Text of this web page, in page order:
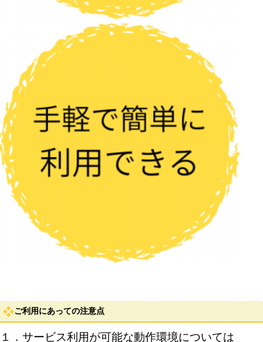
ご利用にあっての注意点
１．サービス利用が可能な動作環境については